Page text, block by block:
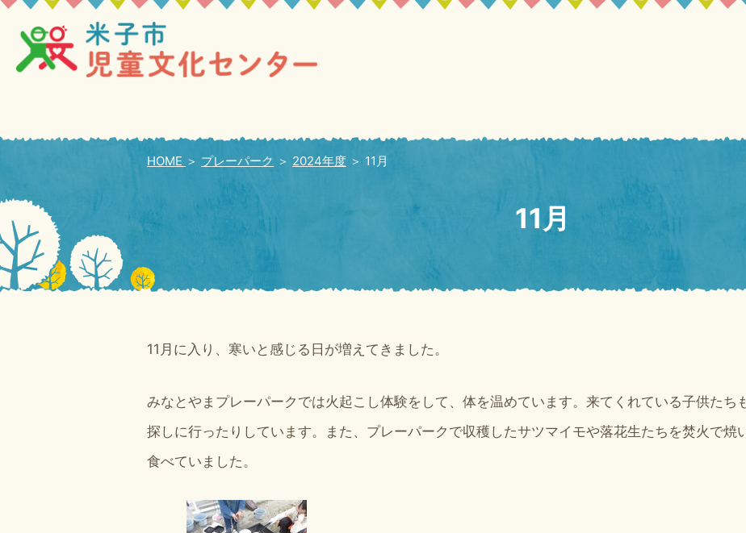
HOME ＞ プレーパーク ＞ 2024年度 ＞ 11月
11月
11月に入り、寒いと感じる日が増えてきました。
みなとやまプレーパークでは火起こし体験をして、体を温めています。来てくれている子供たち
探しに行ったりしています。また、プレーパークで収穫したサツマイモや落花生たちを焚火で焼
食べていました。